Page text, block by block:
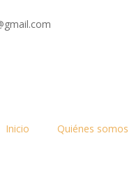
Inicio Quiénes somos